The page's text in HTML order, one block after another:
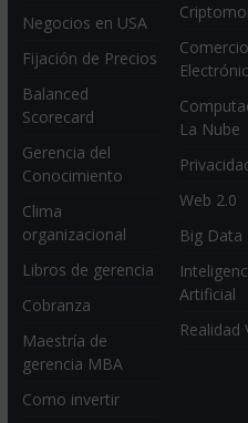
Negocios en USA
Fijación de Precios
Balanced
Scorecard
Gerencia del
Conocimiento
Clima
organizacional
Libros de gerencia
Cobranza
Maestría de
gerencia MBA
Como invertir
Comercio
La Nube
Web 2.0
Big Data
Artificial
Realidad